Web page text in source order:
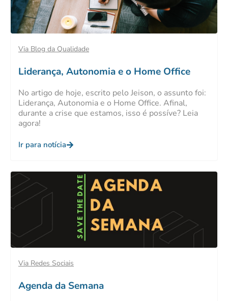
Via Blog da Qualidade
Liderança, Autonomia e o Home Office
No artigo de hoje, escrito pelo Jeison, o assunto foi:
Liderança, Autonomia e o Home Office. Afinal,
durante a crise que estamos, isso é possíve? Leia
agora!
Ir para notícia
Via Redes Sociais
Agenda da Semana